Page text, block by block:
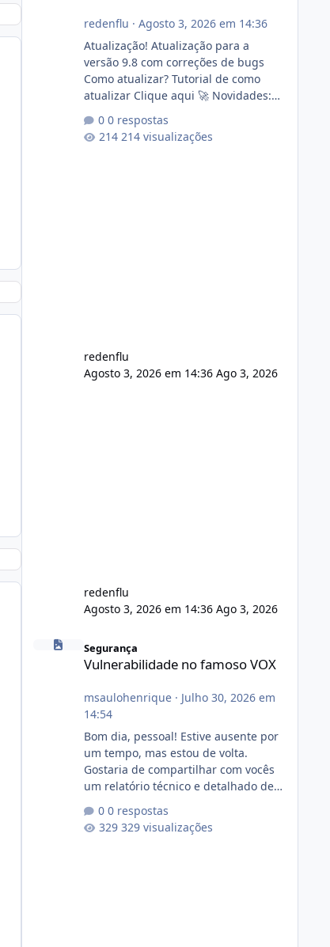
redenflu · Agosto 3, 2026 em 14:36
Atualização! Atualização para a
versão 9.8 com correções de bugs
Como atualizar? Tutorial de como
atualizar Clique aqui 🚀 Novidades:
publico para consulta de sub.dominio
autorizado a usasr o isistem:
0 respostas
214 visualizações
redenflu
Agosto 3, 2026 em 14:36 Ago 3, 2026
redenflu
Agosto 3, 2026 em 14:36 Ago 3, 2026
Vulnerabilidade no famoso VOX
Segurança
Vulnerabilidade no famoso VOX
msaulohenrique· Julho 30, 2026 em
14:54
Bom dia, pessoal! Estive ausente por
um tempo, mas estou de volta.
Gostaria de compartilhar com vocês
um relatório técnico e detalhado de
conformidade referente
ao VOXPANEL (versão atualmente em
0 respostas
329 visualizações